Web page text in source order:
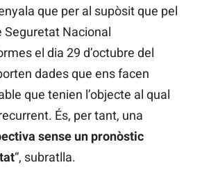
que per al supòsit que pel
Seguretat Nacional
el dia 29 d’octubre del
dades que ens facen
que tenien l’objecte al qual
És, per tant, una
sense un pronòstic
“, subratlla.